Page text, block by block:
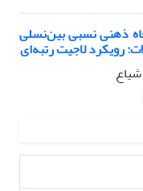
ذهنی نسبی بین‌نسلی
رویکرد لاجیت رتبه‌ای